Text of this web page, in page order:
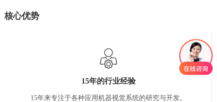
核心优势
15年的行业经验
15年来专注于各种应用机器视觉系统的研究与开发。